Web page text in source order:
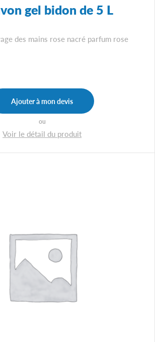
gel bidon de 5 L
des mains rose nacré parfum rose
Ajouter à mon devis
ou
Voir le détail du produit